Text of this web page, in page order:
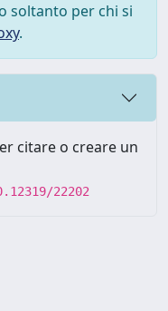
soltanto per chi si
.
citare o creare un
22202